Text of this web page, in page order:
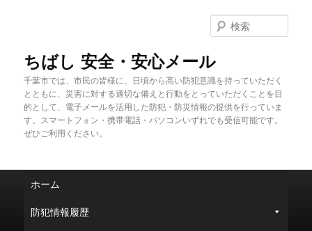
ちばし 安全・安心メール
千葉市では、市民の皆様に、日頃から高い防犯意識を持っていただく
とともに、災害に対する適切な備えと行動をとっていただくことを目
的として、電子メールを活用した防犯・防災情報の提供を行っていま
す。スマートフォン・携帯電話・パソコンいずれでも受信可能です。
ぜひご利用ください。
索
ホーム
防犯情報履歴